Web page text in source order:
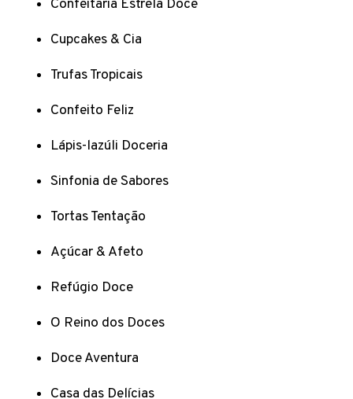
Confeitaria Estrela Doce
Cupcakes & Cia
Trufas Tropicais
Confeito Feliz
Lápis-lazúli Doceria
Sinfonia de Sabores
Tortas Tentação
Açúcar & Afeto
Refúgio Doce
O Reino dos Doces
Doce Aventura
Casa das Delícias